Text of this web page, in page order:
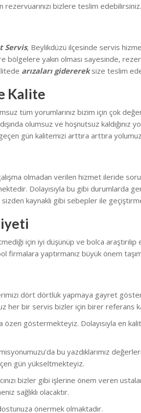
rezervuarınızı bizlere teslim edebilirsiniz.
Servis, Beylikdüzü ilçesinde servis
bölgelere yakın olması sayesinde,
arızaları giderereksize teslim
Kalite
tüm yorumlarınız bizim için çok
olumsuz ve hoşnutsuz kaldığınız
gün kalitemizi arttıra arttıra
olmadan verilen hizmet ileride
Dolayısıyla bu gibi durumlarda
kaynaklı gibi sebepler ile
için iyi düşünüp ve bolca araştırılıp
firmalara yaptırmanız büyük önem
dört dörtlük yapmaya gayret
her bir servis bizler için birer referans
özen göstermekteyiz. Dolayısıyla en
bu yazdıklarımız
gün yükseltmekteyiz.
bizler gibi işlerine önem veren
sağlıklı olacaktır.
önermek olmaktadır.